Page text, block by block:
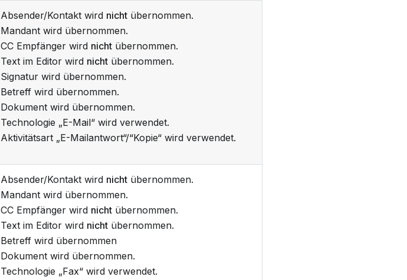
Absender/Kontakt wird nicht übernommen.
Mandant wird übernommen.
CC Empfänger wird nicht übernommen.
Text im Editor wird nicht übernommen.
Signatur wird übernommen.
Betreff wird übernommen.
Dokument wird übernommen.
Technologie „E-Mail“ wird verwendet.
Aktivitätsart „E-Mailantwort“/“Kopie“ wird verwendet.
Absender/Kontakt wird nicht übernommen.
Mandant wird übernommen.
CC Empfänger wird nicht übernommen.
Text im Editor wird nicht übernommen.
Betreff wird übernommen
Dokument wird übernommen.
Technologie „Fax“ wird verwendet.